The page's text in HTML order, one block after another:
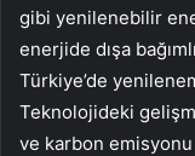
gibi yenilenebilir
enerjide dışa
Türkiye’de
Teknolojideki
ve karbon emisyonu